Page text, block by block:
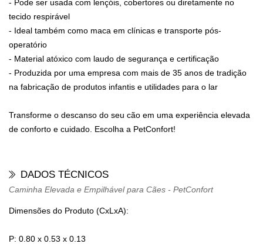
- Pode ser usada com lençóis, cobertores ou diretamente no
tecido respirável
- Ideal também como maca em clínicas e transporte pós-
operatório
- Material atóxico com laudo de segurança e certificação
- Produzida por uma empresa com mais de 35 anos de tradição
na fabricação de produtos infantis e utilidades para o lar
Transforme o descanso do seu cão em uma experiência elevada
de conforto e cuidado. Escolha a PetConfort!
DADOS TÉCNICOS
Caminha Elevada e Empilhável para Cães - PetConfort
Dimensões do Produto (CxLxA):
P: 0.80 x 0.53 x 0.13